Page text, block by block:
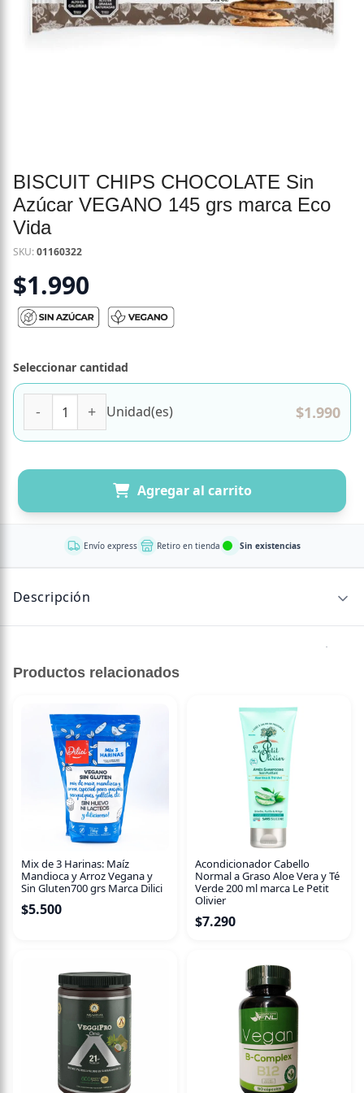
BISCUIT CHIPS CHOCOLATE Sin
Azúcar VEGANO 145 grs marca Eco
Vida
SKU:01160322
$1.990
Seleccionar cantidad
Unidad(es) $1.990
Agregar al carrito
Envío express Retiro en tienda Sin existencias
Descripción
Todos amamos los chips de verdadero chocolate, además
estos biscuits son bajos en sodio y sólo tienen 116 calorías
Productos relacionados
Mix de 3 Harinas: Maíz
Mandioca y Arroz Vegana y
Sin Gluten700 grs Marca Dilici
$5.500
Acondicionador Cabello
Normal a Graso Aloe Vera y Té
Verde 200 ml marca Le Petit
Olivier
$7.290